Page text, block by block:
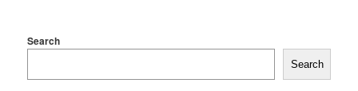
Search
Search